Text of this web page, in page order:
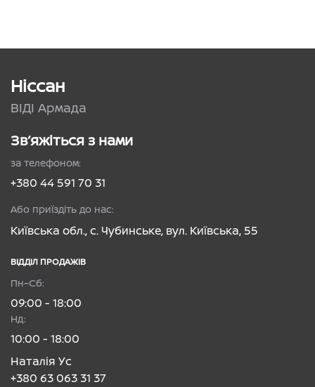
Ніссан
ВІДІ Армада
Зв’яжіться з нами
за телефоном:
+380 44 591 70 31
Або приїздіть до нас:
Київська обл., с. Чубинське, вул. Київська, 55
ВІДДІЛ ПРОДАЖІВ
Пн–Сб:
09:00 - 18:00
Нд:
10:00 - 18:00
Наталія Ус
+380 63 063 31 37